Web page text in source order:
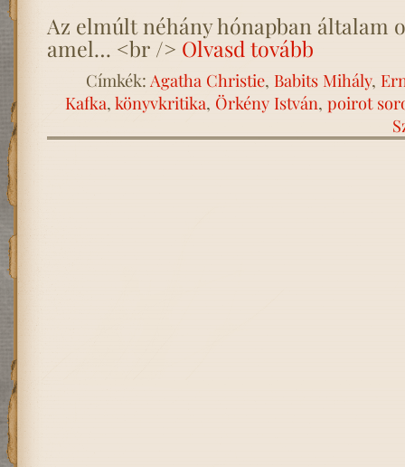
Az elmúlt néhány hónapban általam
amel… <br /> Olvasd tovább
Címkék: Agatha Christie, Babits Mihály,
Kafka, könyvkritika, Örkény István, poirot